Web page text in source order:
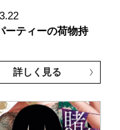
ーティーの荷物持
詳しく見る